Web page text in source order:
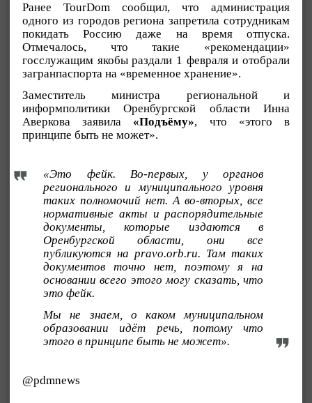
Ранее TourDom сообщил, что администрация
одного из городов региона запретила сотрудникам
покидать Россию даже на время отпуска.
Отмечалось, что такие «рекомендации»
госслужащим якобы раздали 1 февраля и отобрали
загранпаспорта на «временное хранение».
Заместитель министра региональной и
информполитики Оренбургской области Инна
Аверкова заявила «Подъёму», что «этого в
принципе быть не может».
«Это фейк. Во-первых, у органов
регионального и муниципального уровня
таких полномочий нет. А во-вторых, все
нормативные акты и распорядительные
документы, которые издаются в
Оренбургской области, они все
публикуются на pravo.orb.ru. Там таких
документов точно нет, поэтому я на
основании всего этого могу сказать, что
это фейк.
Мы не знаем, о каком муниципальном
образовании идёт речь, потому что
этого в принципе быть не может».
@pdmnews